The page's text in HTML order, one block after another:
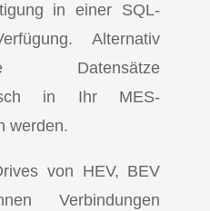
in einer SQL-
Alternativ
Datensätze
in Ihr MES-
werden.
von HEV, BEV
Verbindungen